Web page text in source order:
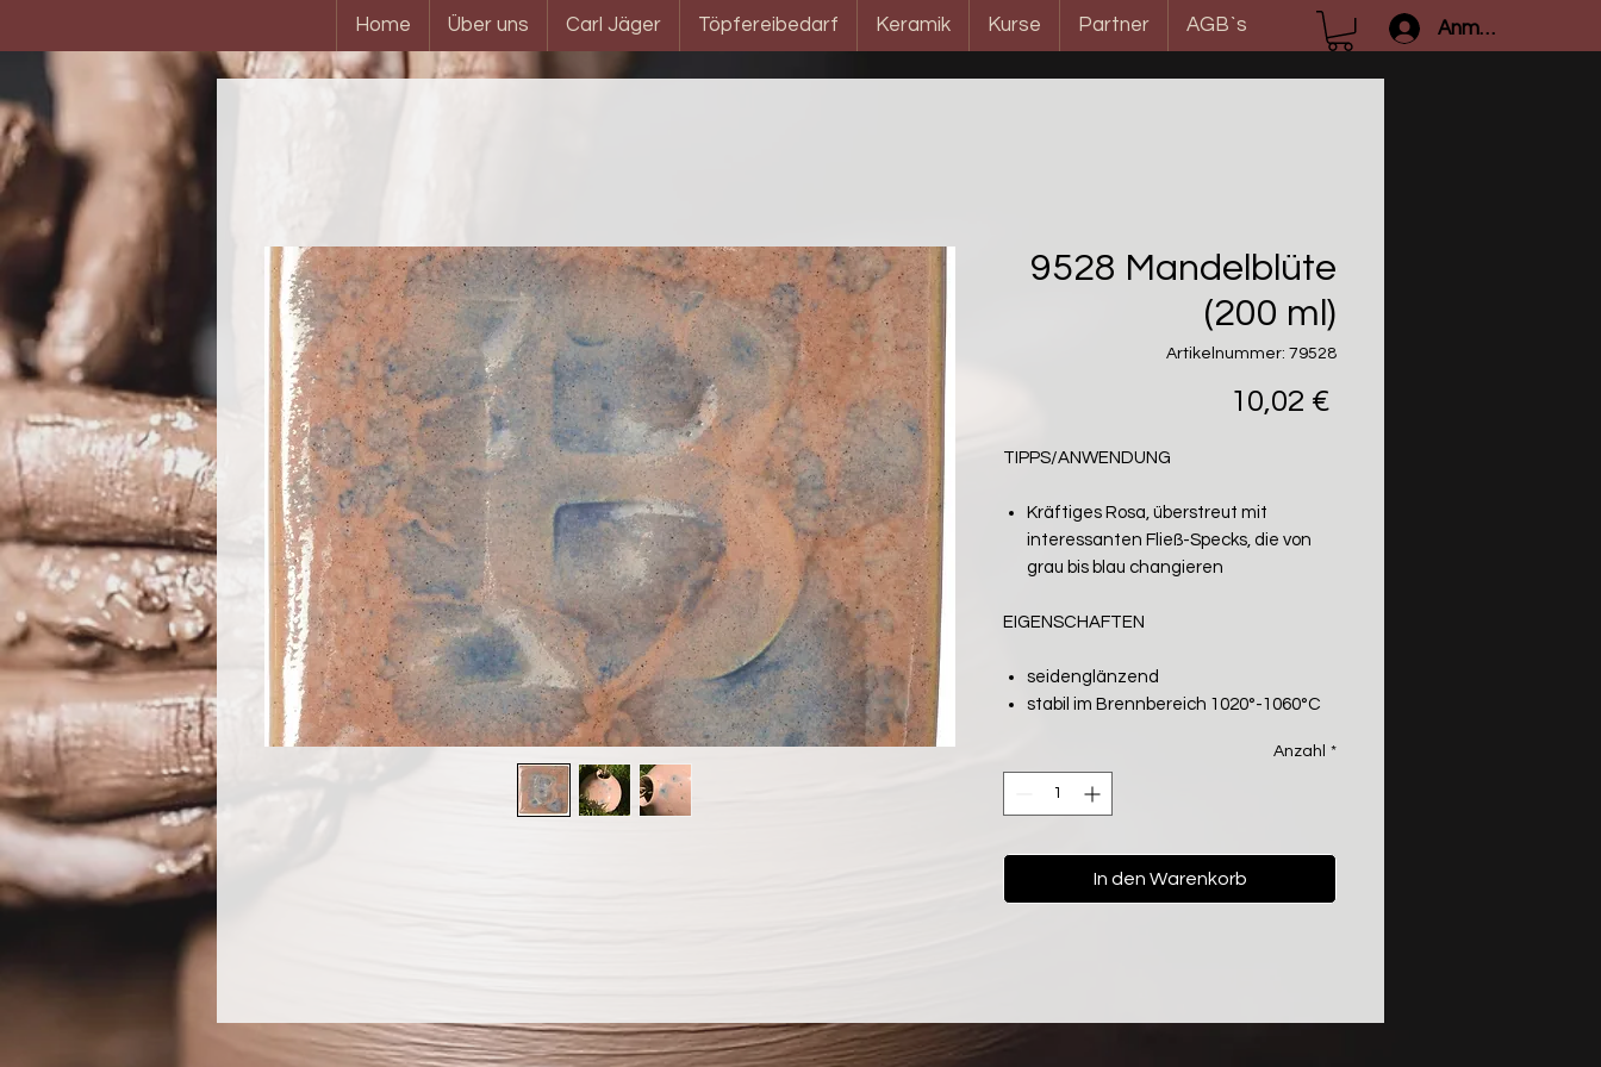
Anmelden
Home Über uns Carl Jäger Töpfereibedarf Keramik Kurse Partner AGB`s
9528 Mandelblüte
(200 ml)
Artikelnummer: 79528
10,02 €
TIPPS/ANWENDUNG
Kräftiges Rosa, überstreut mit
interessanten Fließ-Specks, die von
grau bis blau changieren
EIGENSCHAFTEN
seidenglänzend
stabil im Brennbereich 1020°-1060°C
Anzahl *
In den Warenkorb